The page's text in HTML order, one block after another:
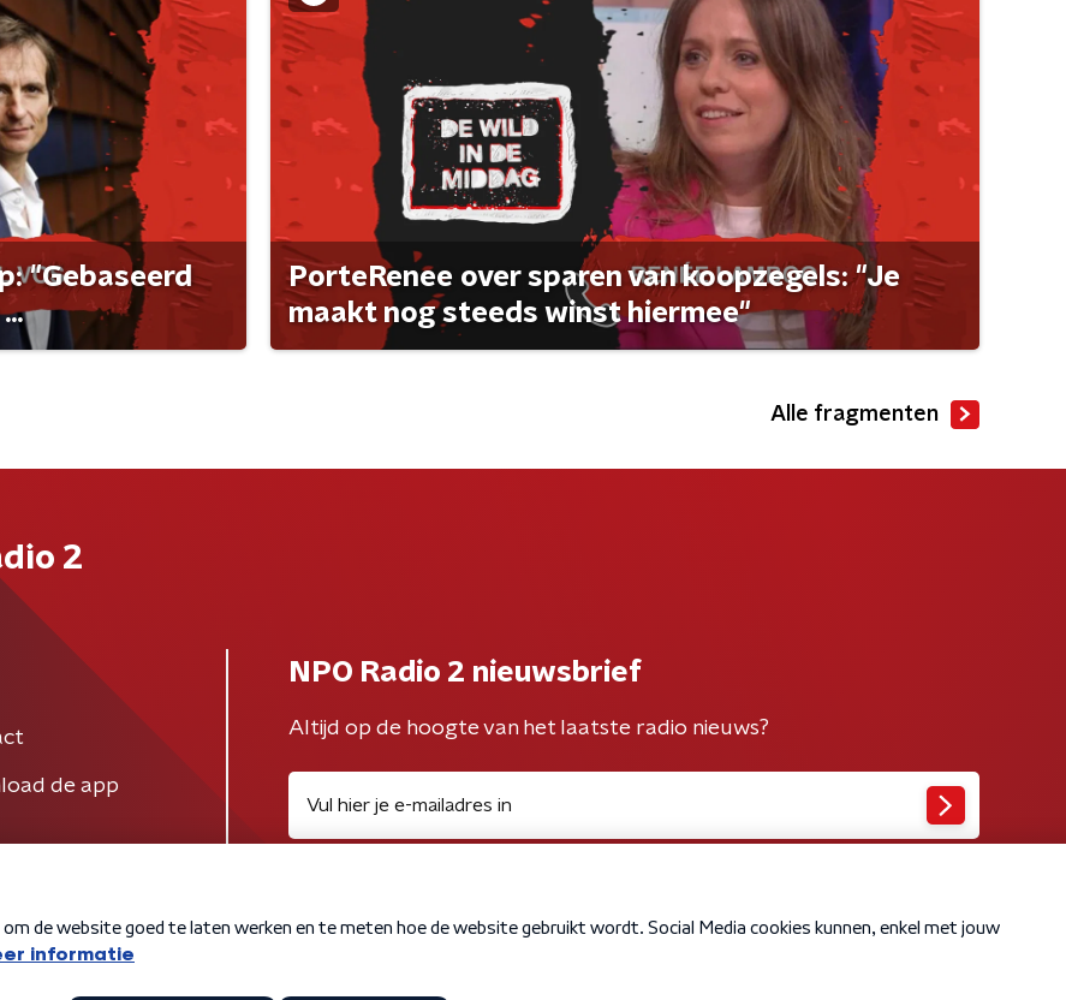
"Gebaseerd
PorteRenee over sparen van koopzegels: "Je
maakt nog steeds winst hiermee"
Alle fragmenten
2
de app
NPO Radio 2 nieuwsbrief
Altijd op de hoogte van het laatste radio nieuws?